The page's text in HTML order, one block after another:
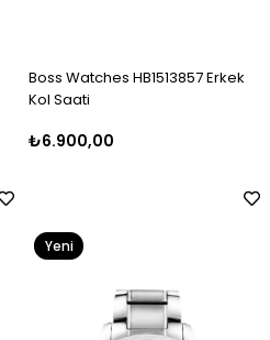
Boss Watches HB1513857 Erkek
Kol Saati
₺6.900,00
Yeni